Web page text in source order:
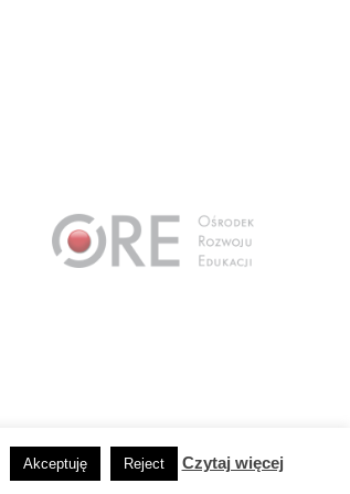
Akceptuję Reject Czytaj więcej